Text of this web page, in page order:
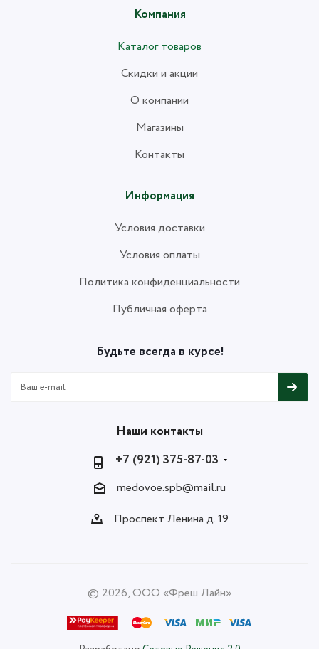
Компания
Каталог товаров
Скидки и акции
О компании
Магазины
Контакты
Информация
Условия доставки
Условия оплаты
Политика конфиденциальности
Публичная оферта
Будьте всегда в курсе!
Наши контакты
+7 (921) 375-87-03
medovoe.spb@mail.ru
Проспект Ленина д. 19
© 2026, ООО «Фреш Лайн»